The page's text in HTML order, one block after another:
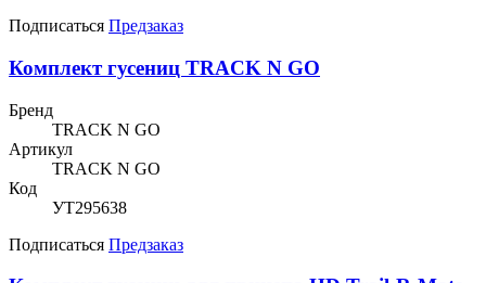
Подписаться Предзаказ
Комплект гусениц TRACK N GO
Бренд
TRACK N GO
Артикул
TRACK N GO
Код
УТ295638
Подписаться Предзаказ